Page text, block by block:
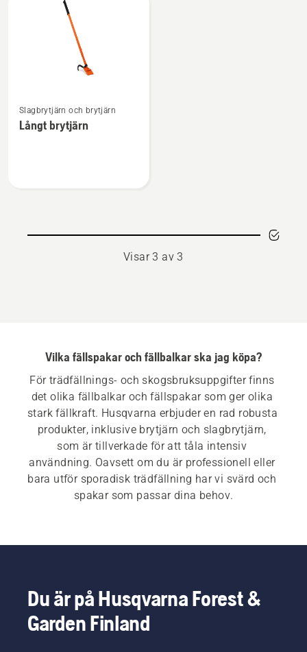
mer
information
Slagbrytjärn och brytjärn
Långt brytjärn
Visar 3 av 3
Vilka fällspakar och fällbalkar ska jag köpa?
För trädfällnings- och skogsbruksuppgifter finns
det olika fällbalkar och fällspakar som ger olika
stark fällkraft. Husqvarna erbjuder en rad robusta
produkter, inklusive brytjärn och slagbrytjärn,
som är tillverkade för att tåla intensiv
användning. Oavsett om du är professionell eller
bara utför sporadisk trädfällning har vi svärd och
spakar som passar dina behov.
Du är på Husqvarna Forest &
Garden Finland